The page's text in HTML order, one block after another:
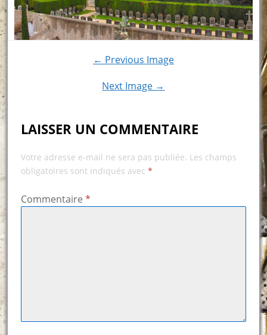
← Previous Image
Next Image →
LAISSER UN COMMENTAIRE
Votre adresse e-mail ne sera pas publiée. Les champs
obligatoires sont indiqués avec *
Commentaire *